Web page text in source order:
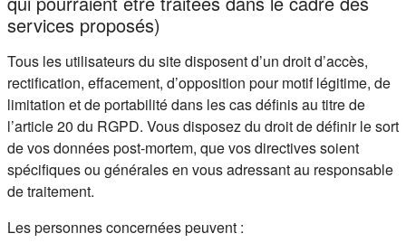
services proposés)
Tous les utilisateurs du site disposent d’un droit d’accès,
rectification, effacement, d’opposition pour motif légitime, de
limitation et de portabilité dans les cas définis au titre de
l’article 20 du RGPD. Vous disposez du droit de définir le sort
de vos données post-mortem, que vos directives soient
spécifiques ou générales en vous adressant au responsable
de traitement.
Les personnes concernées peuvent :